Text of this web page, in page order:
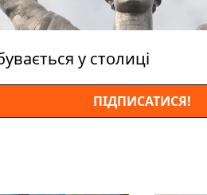
у столиці
ПІДПИСАТИСЯ!